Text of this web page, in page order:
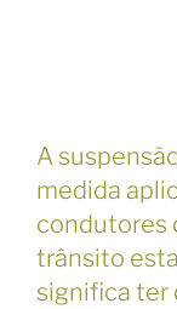
A
medida
condutores
trânsito
significa ter